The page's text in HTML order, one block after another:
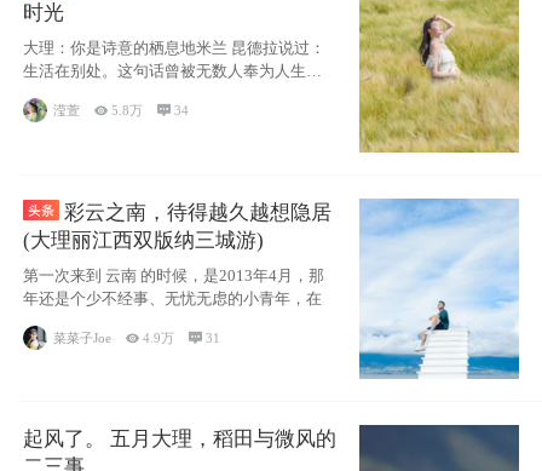
时光
大理：你是诗意的栖息地米兰 昆德拉说过：
生活在别处。这句话曾被无数人奉为人生信
条，并
滢萱 5.8万 34
彩云之南，待得越久越想隐居
(大理丽江西双版纳三城游)
第一次来到 云南 的时候，是2013年4月，那
年还是个少不经事、无忧无虑的小青年，在
菜菜子Joe 4.9万  31
起风了。 五月大理，稻田与微风的